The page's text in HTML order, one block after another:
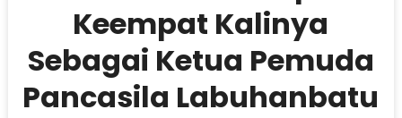
Keempat Kalinya
Sebagai Ketua Pemuda
Pancasila Labuhanbatu